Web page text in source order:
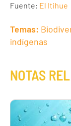
Fuente: El Itihue
Temas:
indígenas
NOTAS